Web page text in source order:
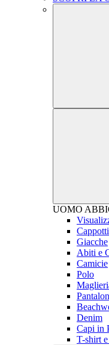
UOMO
Giacche
Abiti e
Camicie
Polo
Denim
Capi in
T-shirt